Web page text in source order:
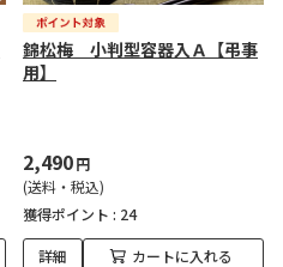
錦松梅 小判型容器入Ａ【弔事
用】
2,490円
(送料・税込)
獲得ポイント : 24
詳細 カートに入れる